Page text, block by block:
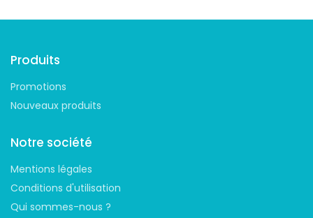
Produits
Promotions
Nouveaux produits
Notre société
Mentions légales
Conditions d'utilisation
Qui sommes-nous ?